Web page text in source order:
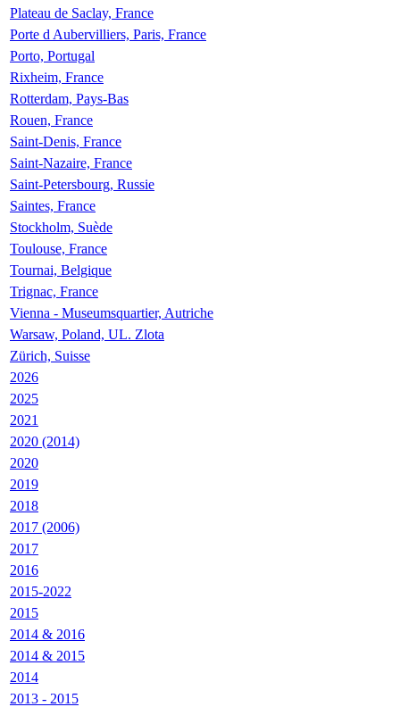
Plateau de Saclay, France
Porte d Aubervilliers, Paris, France
Porto, Portugal
Rixheim, France
Rotterdam, Pays-Bas
Rouen, France
Saint-Denis, France
Saint-Nazaire, France
Saint-Petersbourg, Russie
Saintes, France
Stockholm, Suède
Toulouse, France
Tournai, Belgique
Trignac, France
Vienna - Museumsquartier, Autriche
Warsaw, Poland, UL. Zlota
Zürich, Suisse
2026
2025
2021
2020 (2014)
2020
2019
2018
2017 (2006)
2017
2016
2015-2022
2015
2014 & 2016
2014 & 2015
2014
2013 - 2015